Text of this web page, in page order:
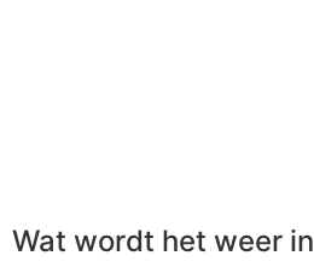
Wat wordt het weer